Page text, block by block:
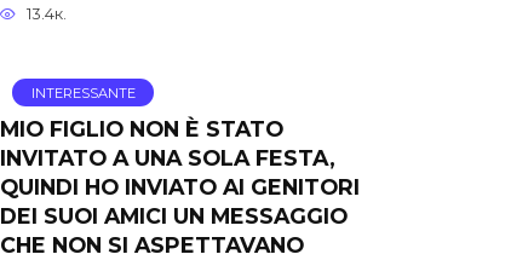
13.4к.
INTERESSANTE
MIO FIGLIO NON È STATO
INVITATO A UNA SOLA FESTA,
QUINDI HO INVIATO AI GENITORI
DEI SUOI AMICI UN MESSAGGIO
CHE NON SI ASPETTAVANO